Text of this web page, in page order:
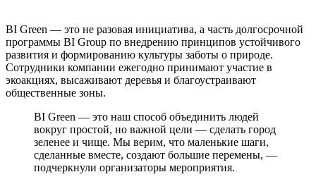
BI Green — это не разовая инициатива, а часть долгосрочной
программы BI Group по внедрению принципов устойчивого
развития и формированию культуры заботы о природе.
Сотрудники компании ежегодно принимают участие в
экоакциях, высаживают деревья и благоустраивают
общественные зоны.
BI Green — это наш способ объединить людей
вокруг простой, но важной цели — сделать город
зеленее и чище. Мы верим, что маленькие шаги,
сделанные вместе, создают большие перемены, —
подчеркнули организаторы мероприятия.